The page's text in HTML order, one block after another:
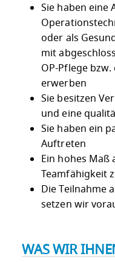
Sie haben eine
oder als
mit
OP-Pflege
erwerben
Sie besitzen
und eine
Sie haben ein
Auftreten
Ein hohes Maß
Teamfähigkeit
Die Teilnahme
setzen wir
WAS WIR